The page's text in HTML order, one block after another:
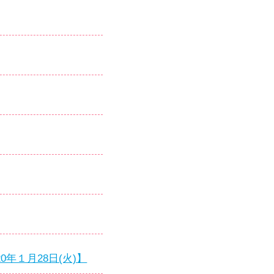
１月28日(火)】